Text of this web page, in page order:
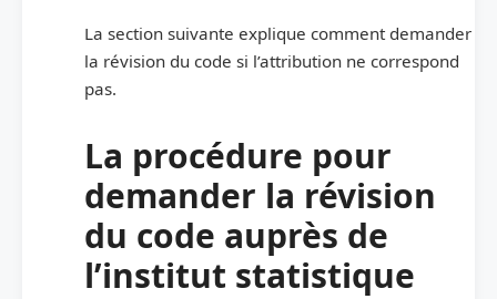
La section suivante explique comment demander
la révision du code si l’attribution ne correspond
pas.
La procédure pour
demander la révision
du code auprès de
l’institut statistique